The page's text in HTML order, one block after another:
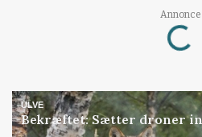
Annonce
ULVE
Bekræftet: Sætter droner